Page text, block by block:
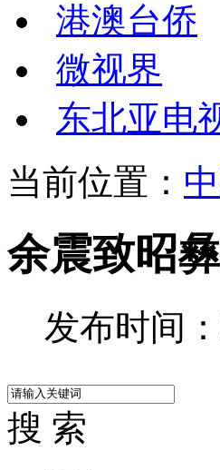
港澳台侨
微视界
东北亚电
当前位置：
余震致昭
发布时间
搜 索